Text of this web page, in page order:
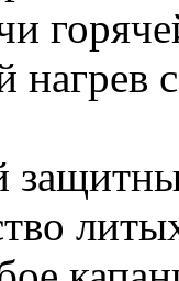
нагрев